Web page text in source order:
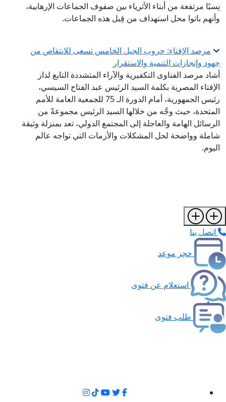
نِسبًا مرتفعة من أبناء الأثرياء بين صفوف الجماعات الإرهابية،
وأنهم باتوا محل استهداف من قِبل هذه الجماعات.
مرصد الإفتاء: حروب الجيل الخامس تسعى للانتقاص من
جهود وإنجازات التنمية والاستقرار
أشاد مرصد الفتاوى التكفيرية والآراء المتشددة التابع لدار
الإفتاء المصرية بكلمة السيد الرئيس عبد الفتاح السيسي،
رئيس الجمهورية، أمام الدورة الـ 75 للجمعية العامة للأمم
المتحدة، حيث وجَّه من خلالها السيد الرئيس مجموعةً من
الرسائل الهامة والعاجلة إلى المجتمع الدولي، تعد بمنزلة وثيقة
شاملة وواضحة لحل المشكلات والأزمات التي تواجه عالم
اليوم.
اتصل بنا
حجز موعد
استعلام عن فتوى
طلب فتوى